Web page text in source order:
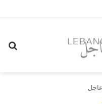
عاجل